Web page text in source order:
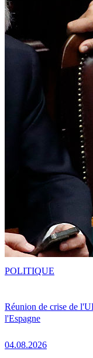
Réunion de crise de
l'Espagne
04.08.2026
POLITIQUE